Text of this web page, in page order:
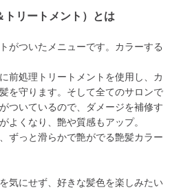
トリートメント）とは
がついたメニューです。カラーする
前処理トリートメントを使用し、カ
を守ります。そして全てのサロンで
ついているので、ダメージを補修す
よくなり、艶や質感もアップ。
ずっと滑らかで艶がでる艶髪カラー
気にせず、好きな髪色を楽しみたい